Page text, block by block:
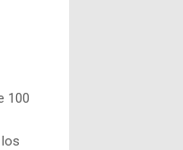
100